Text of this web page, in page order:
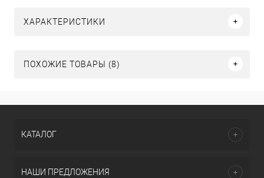
ХАРАКТЕРИСТИКИ
ПОХОЖИЕ ТОВАРЫ (8)
КАТАЛОГ
НАШИ ПРЕДЛОЖЕНИЯ